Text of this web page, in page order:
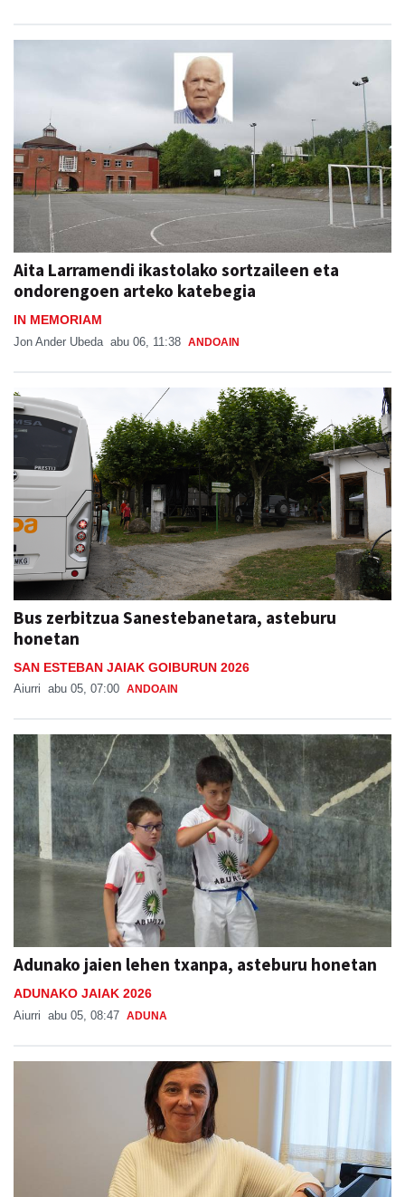
Aita Larramendi ikastolako sortzaileen eta
ondorengoen arteko katebegia
IN MEMORIAM
Jon Ander Ubeda abu 06, 11:38 ANDOAIN
Bus zerbitzua Sanestebanetara, asteburu
honetan
SAN ESTEBAN JAIAK GOIBURUN 2026
Aiurri abu 05, 07:00 ANDOAIN
Adunako jaien lehen txanpa, asteburu honetan
ADUNAKO JAIAK 2026
Aiurri abu 05, 08:47 ADUNA